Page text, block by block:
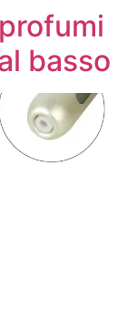
basso